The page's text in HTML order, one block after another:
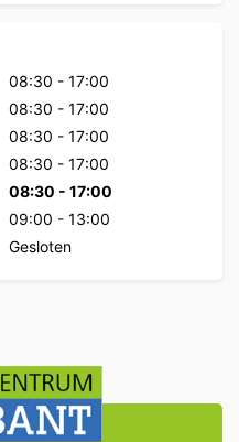
08:30 - 17:00
08:30 - 17:00
08:30 - 17:00
08:30 - 17:00
08:30 - 17:00
09:00 - 13:00
Gesloten